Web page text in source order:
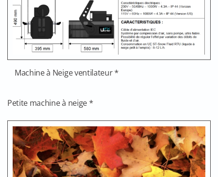
Machine à Neige ventilateur *
Petite machine à neige *